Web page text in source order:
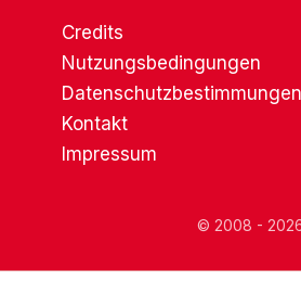
Credits
Nutzungsbedingungen
Datenschutzbestimmungen
Kontakt
Impressum
© 2008 -